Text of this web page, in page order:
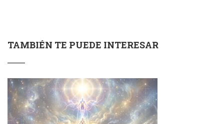
TAMBIÉN TE PUEDE INTERESAR